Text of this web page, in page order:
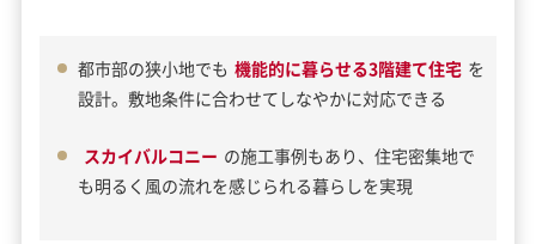
都市部の狭小地でも 機能的に暮らせる3階建て住宅 を
設計。敷地条件に合わせてしなやかに対応できる
スカイバルコニー の施工事例もあり、住宅密集地で
も明るく風の流れを感じられる暮らしを実現